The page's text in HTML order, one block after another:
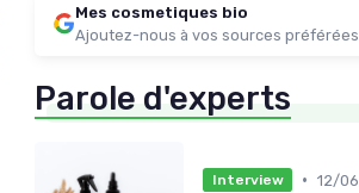
Mes cosmetiques bio
Ajoutez-nous à vos sources
Parole d'experts
Interview • 12/